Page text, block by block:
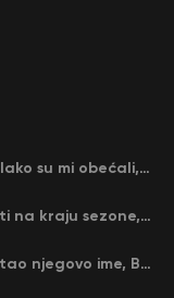
Zašto Rade Krunić ne igra za Srbiju? “Iako su mi obećali, niko me nije zvao…”
Kraj jedne ere – Gvardiola napušta Siti na kraju sezone, menja ga njegov nekadašnji rival
Nejmar ide na Mundijal: Anćeloti pročitao njegovo ime, Brazil u delirijumu (VIDEO)